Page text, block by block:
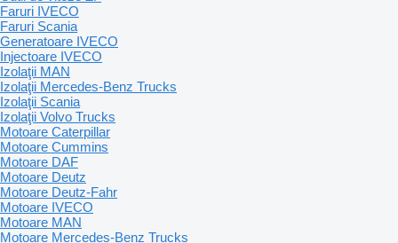
Faruri IVECO
Faruri Scania
Generatoare IVECO
Injectoare IVECO
Izolaţii MAN
Izolaţii Mercedes-Benz Trucks
Izolaţii Scania
Izolaţii Volvo Trucks
Motoare Caterpillar
Motoare Cummins
Motoare DAF
Motoare Deutz
Motoare Deutz-Fahr
Motoare IVECO
Motoare MAN
Motoare Mercedes-Benz Trucks